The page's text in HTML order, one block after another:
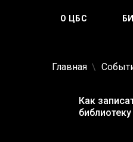
О ЦБС
Главная
Как
библиотеку